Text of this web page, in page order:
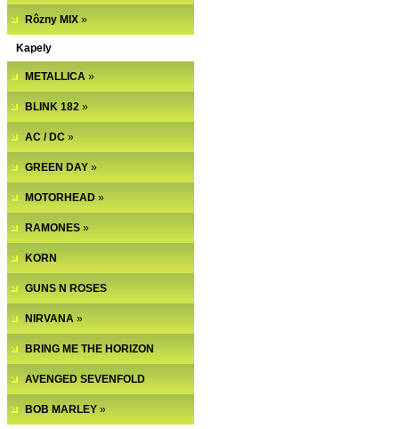
Rôzny MIX »
Kapely
METALLICA »
BLINK 182 »
AC / DC »
GREEN DAY »
MOTORHEAD »
RAMONES »
KORN
GUNS N ROSES
NIRVANA »
BRING ME THE HORIZON
AVENGED SEVENFOLD
BOB MARLEY »